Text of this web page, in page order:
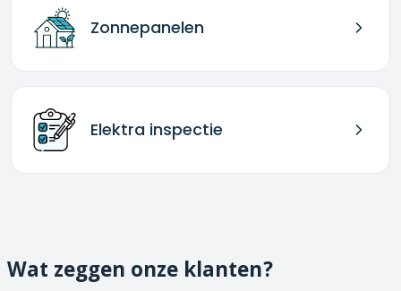
Zonnepanelen
Elektra inspectie
Wat zeggen onze klanten?